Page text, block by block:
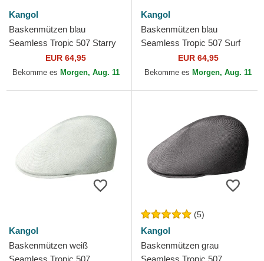
Kangol
Baskenmützen blau
Seamless Tropic 507 Starry
Blue von Kangol
EUR 64,95
Bekomme es Morgen, Aug. 11
Kangol
Baskenmützen blau
Seamless Tropic 507 Surf
von KangolEUR 64,95
Bekomme es Morgen, Aug. 11
Kangol
Baskenmützen weiß
(5)
Kangol
Baskenmützen grau